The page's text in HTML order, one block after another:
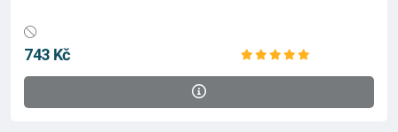
743 Kč